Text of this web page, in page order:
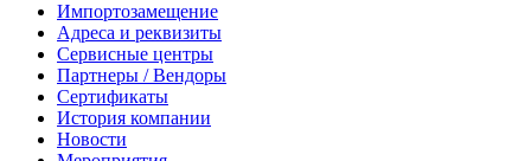
Импортозамещение
Адреса и реквизиты
Сервисные центры
Партнеры / Вендоры
Сертификаты
История компании
Новости